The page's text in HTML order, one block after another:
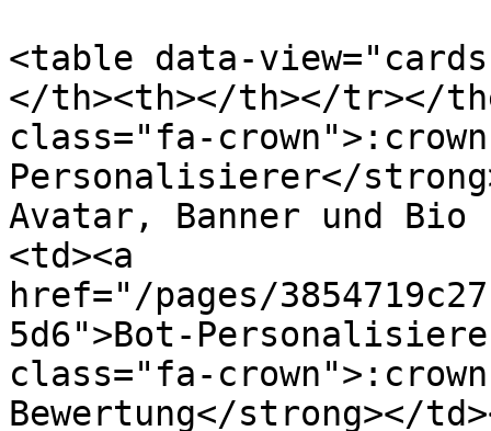
<table data-
</th><th></th></tr></
class="fa-
Personalisierer</
Avatar, Banner und
<td><a
href="/pages/
5d6">Bot-
class="fa-
Bewertung</strong></